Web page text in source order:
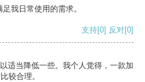
我日常使用的需求。
支持[0] 反对[0]
适当降低一些。我个人觉得，一款加
较合理。